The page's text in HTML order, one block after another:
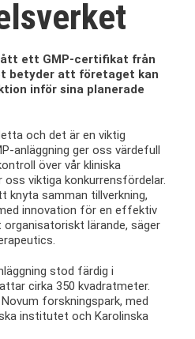
ett GMP-certifikat från
betyder att företaget kan
inför sina planerade
och det är en viktig
anläggning ger oss värdefull
över vår kliniska
oss viktiga konkurrensfördelar.
knyta samman tillverkning,
innovation för en effektiv
lärande, säger
stod färdig i
cirka 350 kvadratmeter.
forskningspark, med
institutet och Karolinska